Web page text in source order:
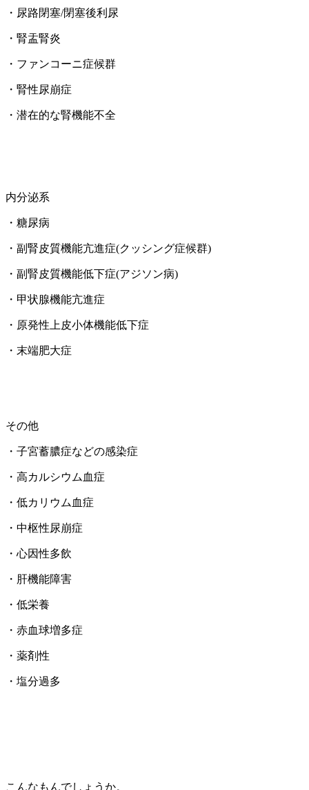
・尿路閉塞/閉塞後利尿
・腎盂腎炎
・ファンコーニ症候群
・腎性尿崩症
・潜在的な腎機能不全
内分泌系
・糖尿病
・副腎皮質機能亢進症(クッシング症候群)
・副腎皮質機能低下症(アジソン病)
・甲状腺機能亢進症
・原発性上皮小体機能低下症
・末端肥大症
その他
・子宮蓄膿症などの感染症
・高カルシウム血症
・低カリウム血症
・中枢性尿崩症
・心因性多飲
・肝機能障害
・低栄養
・赤血球増多症
・薬剤性
・塩分過多
こんなもんでしょうか。